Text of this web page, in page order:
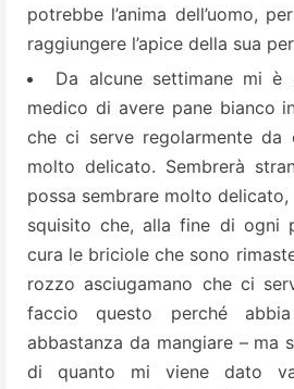
potrebbe l’anima dell’uomo,
raggiungere l’apice della sua
Da alcune settimane mi è
medico di avere pane bianco
che ci serve regolarmente
molto delicato. Sembrerà
possa sembrare molto
squisito che, alla fine di ogni
cura le briciole che sono
rozzo asciugamano che ci
faccio questo perché
abbastanza da mangiare – ma
di quanto mi viene dato